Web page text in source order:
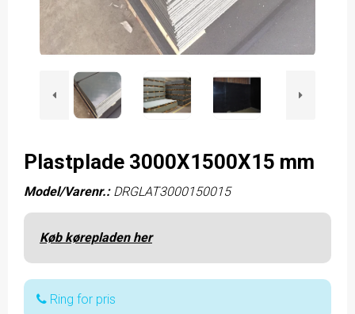
Plastplade 3000X1500X15 mm
Model/Varenr.: DRGLAT3000150015
Køb kørepladen her
Ring for pris